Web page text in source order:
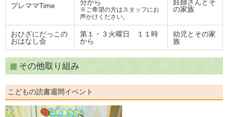
プレママTime 分から
※ご希望の方はスタッフにお
声かけください。
妊婦さんとそ
の家族
おひざにだっこの
おはなし会
第１・３火曜日 １１時
から
幼児とその家
族
その他取り組み
こどもの読書週間イベント